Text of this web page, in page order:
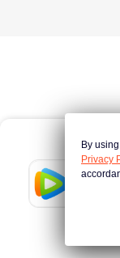
By
Privacy